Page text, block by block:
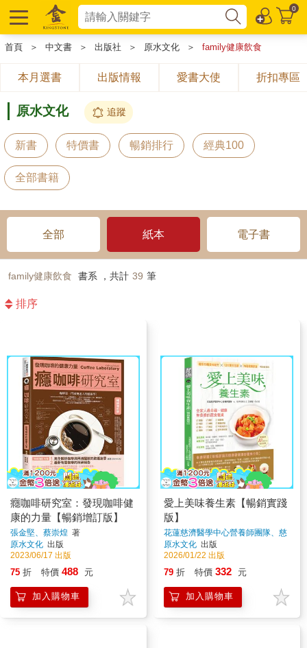
0
首頁 ＞ 中文書 ＞ 出版社 ＞ 原水文化 ＞ family健康飲食
本月選書 出版情報 愛書大使 折扣專區
原水文化 追蹤
新書 特價書 暢銷排行 經典100
全部書籍
全部 紙本 電子書
family健康飲食 書系 ，共計 39 筆
排序
癮咖啡研究室：發現咖啡健
康的力量【暢銷增訂版】
張金堅、蔡崇煌 著
原水文化 出版
2023/06/17 出版
75 折 特價 488 元
加入購物車
愛上美味養生素【暢銷實踐
版】
花蓮慈濟醫學中心營養師團隊、慈
濟香積志工 王靜慧
原水文化 出版
2026/01/22 出版
79 折 特價 332 元
加入購物車